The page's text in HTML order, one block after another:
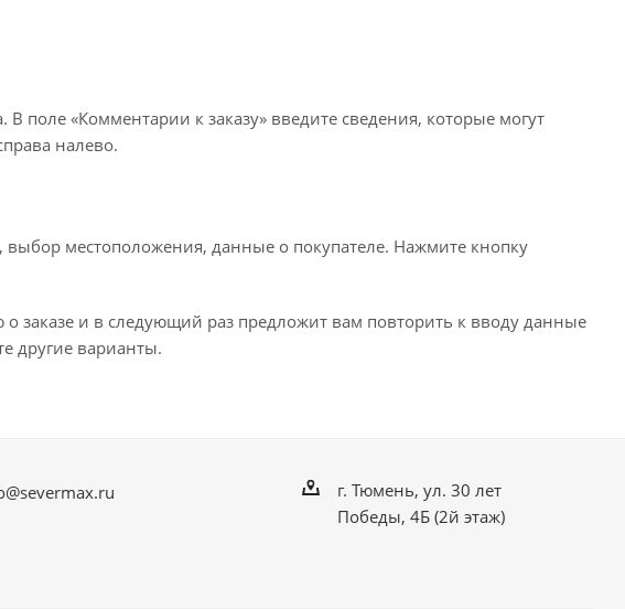
поле «Комментарии к заказу» введите сведения, которые могут
налево.
местоположения, данные о покупателе. Нажмите кнопку
заказе и в следующий раз предложит вам повторить к вводу данные
другие варианты.
г. Тюмень, ул. 30 лет
Победы, 4Б (2й этаж)